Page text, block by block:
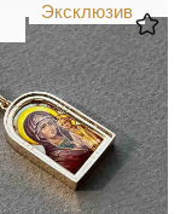
Эксклюзив